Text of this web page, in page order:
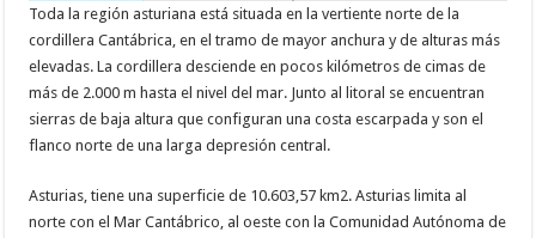
Toda la región asturiana está situada en la vertiente norte de la
cordillera Cantábrica, en el tramo de mayor anchura y de alturas más
elevadas. La cordillera desciende en pocos kilómetros de cimas de
más de 2.000 m hasta el nivel del mar. Junto al litoral se encuentran
sierras de baja altura que configuran una costa escarpada y son el
flanco norte de una larga depresión central.
Asturias, tiene una superficie de 10.603,57 km2. Asturias limita al
norte con el Mar Cantábrico, al oeste con la Comunidad Autónoma de